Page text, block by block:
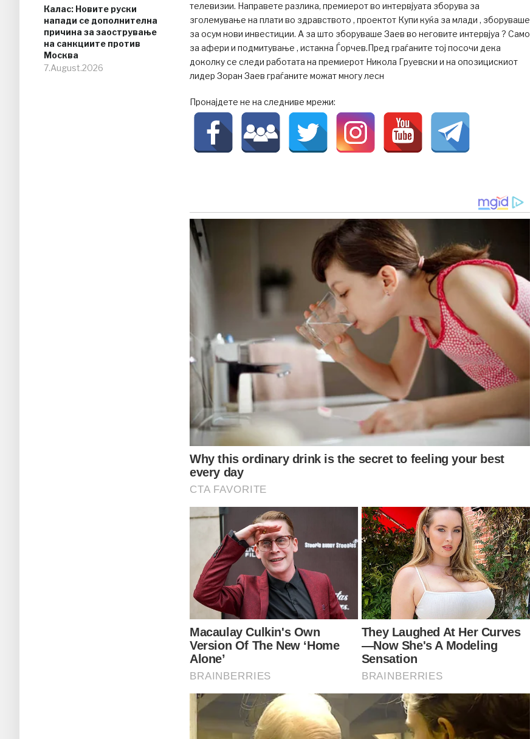
Калас: Новите руски
напади се дополнителна
причина за заострување
на санкциите против
Москва
7.August.2026
телевизии. Направете разлика, премиерот во интервјуата зборува за
зголемување на плати во здравството , проектот Купи куќа за млади , зборуваше
за осум нови инвестиции. А за што зборуваше Заев во неговите интервјуа ? Само
за афери и подмитување , истакна Ѓорчев.Пред граѓаните тој посочи дека
доколку се следи работата на премиерот Никола Груевски и на опозицискиот
лидер Зоран Заев граѓаните можат многу лесн
Пронајдете не на следниве мрежи: